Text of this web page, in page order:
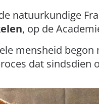
natuurkundige
, op de
mensheid
dat sindsdien